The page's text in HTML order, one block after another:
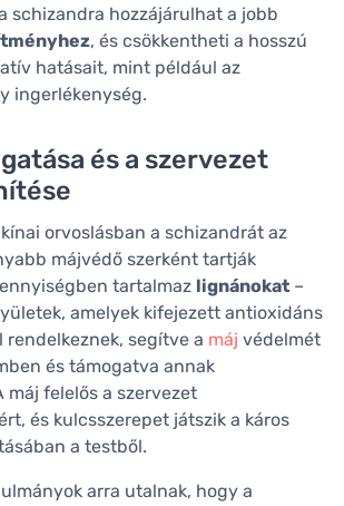
schizandra hozzájárulhat a jobb
, és csökkentheti a hosszú
hatásait, mint például az
ingerlékenység.
és a szervezet
orvoslásban a schizandrát az
májvédő szerként tartják
tartalmaz lignánokat –
amelyek kifejezett antioxidáns
segítve a máj védelmét
és támogatva annak
máj felelős a szervezet
és kulcsszerepet játszik a káros
a testből.
arra utalnak, hogy a